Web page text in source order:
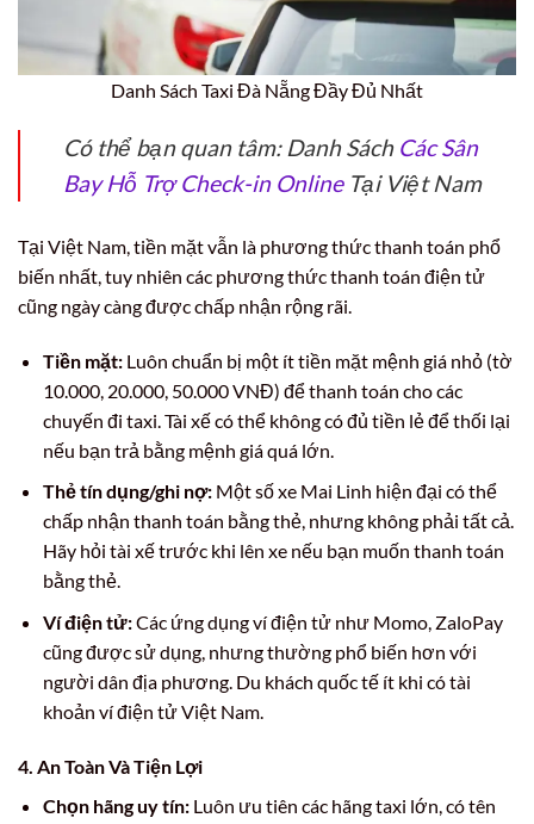
Danh Sách Taxi Đà Nẵng Đầy Đủ Nhất
Có thể bạn quan tâm: Danh Sách Các Sân
Bay Hỗ Trợ Check-in OnlineTại Việt Nam
Tại Việt Nam, tiền mặt vẫn là phương thức thanh toán phổ
biến nhất, tuy nhiên các phương thức thanh toán điện tử
cũng ngày càng được chấp nhận rộng rãi.
Tiền mặt:Luôn chuẩn bị một ít tiền mặt mệnh giá nhỏ (tờ
10.000, 20.000, 50.000 VNĐ) để thanh toán cho các
chuyến đi taxi. Tài xế có thể không có đủ tiền lẻ để thối lại
nếu bạn trả bằng mệnh giá quá lớn.
Thẻ tín dụng/ghi nợ:Một số xe Mai Linh hiện đại có thể
chấp nhận thanh toán bằng thẻ, nhưng không phải tất cả.
Hãy hỏi tài xế trước khi lên xe nếu bạn muốn thanh toán
bằng thẻ.
Ví điện tử:Các ứng dụng ví điện tử như Momo, ZaloPay
cũng được sử dụng, nhưng thường phổ biến hơn với
người dân địa phương. Du khách quốc tế ít khi có tài
khoản ví điện tử Việt Nam.
4. An Toàn Và Tiện Lợi
Chọn hãng uy tín:Luôn ưu tiên các hãng taxi lớn, có tên